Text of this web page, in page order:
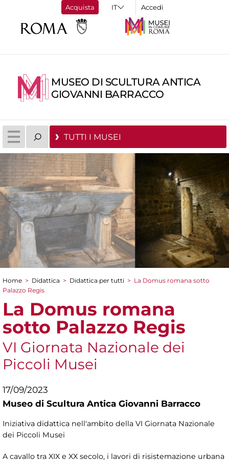
Acquista Accedi
MUSEO DI SCULTURA ANTICA
GIOVANNI BARRACCO
TUTTI I MUSEI
Tu sei qui
Home > Didattica > Didattica per tutti > La Domus romana sotto
Palazzo Regis
La Domus romana
sotto Palazzo Regis
VI Giornata Nazionale dei
Piccoli Musei
17/09/2023
Museo di Scultura Antica Giovanni Barracco
Iniziativa didattica nell'ambito della VI Giornata Nazionale
dei Piccoli Musei
A cavallo tra XIX e XX secolo, i lavori di risistemazione urbana